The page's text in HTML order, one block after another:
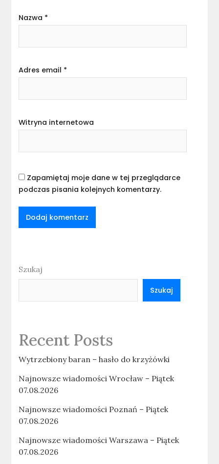
Nazwa *
Adres email *
Witryna internetowa
Zapamiętaj moje dane w tej przeglądarce
podczas pisania kolejnych komentarzy.
Szukaj
Szukaj
Recent Posts
Wytrzebiony baran – hasło do krzyżówki
Najnowsze wiadomości Wrocław – Piątek
07.08.2026
Najnowsze wiadomości Poznań – Piątek
07.08.2026
Najnowsze wiadomości Warszawa – Piątek
07.08.2026